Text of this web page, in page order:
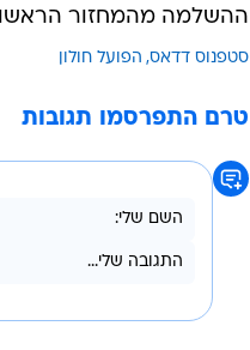
ההשלמה מהמחזור
סטפנוס דדאס הפועל חולון
טרם התפרסמו תגובות